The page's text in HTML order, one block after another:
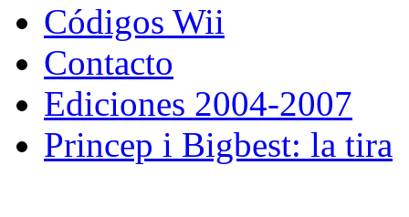
Códigos Wii
Contacto
Ediciones 2004-2007
Princep i Bigbest: la tira